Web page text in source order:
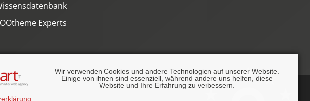
Wir verwenden Cookies und andere Technologien auf unserer Website.
Einige von ihnen sind essenziell, während andere uns helfen, diese
Website und Ihre Erfahrung zu verbessern.
Experts